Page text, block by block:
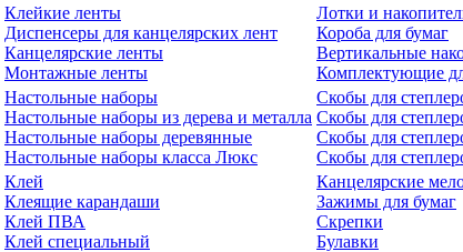
Клейкие ленты
Диспенсеры для канцелярских лент
Канцелярские ленты
Монтажные ленты
Лотки и
Короба для бумаг
Вертикальные
Комплектующие
Настольные наборы
Настольные наборы из дерева и металла
Настольные наборы деревянные
Настольные наборы класса Люкс
Скобы для
Скобы для
Скобы для
Скобы для
Клей
Клеящие карандаши
Клей ПВА
Клей специальный
Канцелярские
Зажимы для бумаг
Скрепки
Булавки